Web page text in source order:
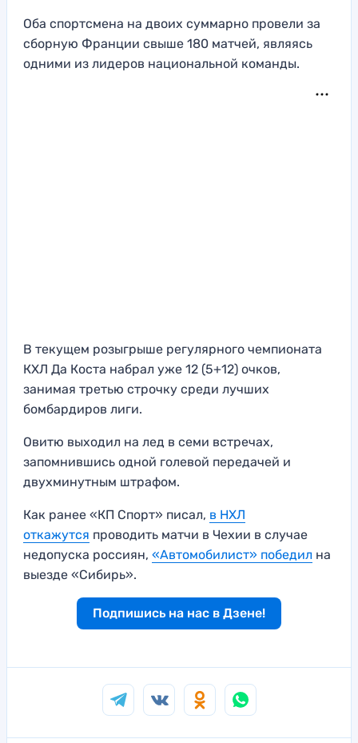
Оба спортсмена на двоих суммарно провели за
сборную Франции свыше 180 матчей, являясь
одними из лидеров национальной команды.
В текущем розыгрыше регулярного чемпионата
КХЛ Да Коста набрал уже 12 (5+12) очков,
занимая третью строчку среди лучших
бомбардиров лиги.
Овитю выходил на лед в семи встречах,
запомнившись одной голевой передачей и
двухминутным штрафом.
Как ранее «КП Спорт» писал, в НХЛ
откажутся проводить матчи в Чехии в случае
недопуска россиян, «Автомобилист» победил на
выезде «Сибирь».
Подпишись на нас в Дзене!